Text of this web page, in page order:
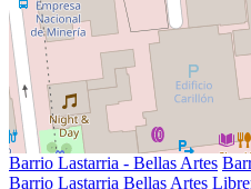
Barrio Lastarria - Bellas Artes
Barrio Lastarria Bellas Artes